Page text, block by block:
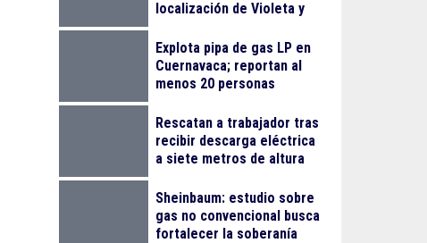
localización de Violeta y
Explota pipa de gas LP en
Cuernavaca; reportan al
menos 20 personas
Rescatan a trabajador tras
recibir descarga eléctrica
a siete metros de altura
Sheinbaum: estudio sobre
gas no convencional busca
fortalecer la soberanía